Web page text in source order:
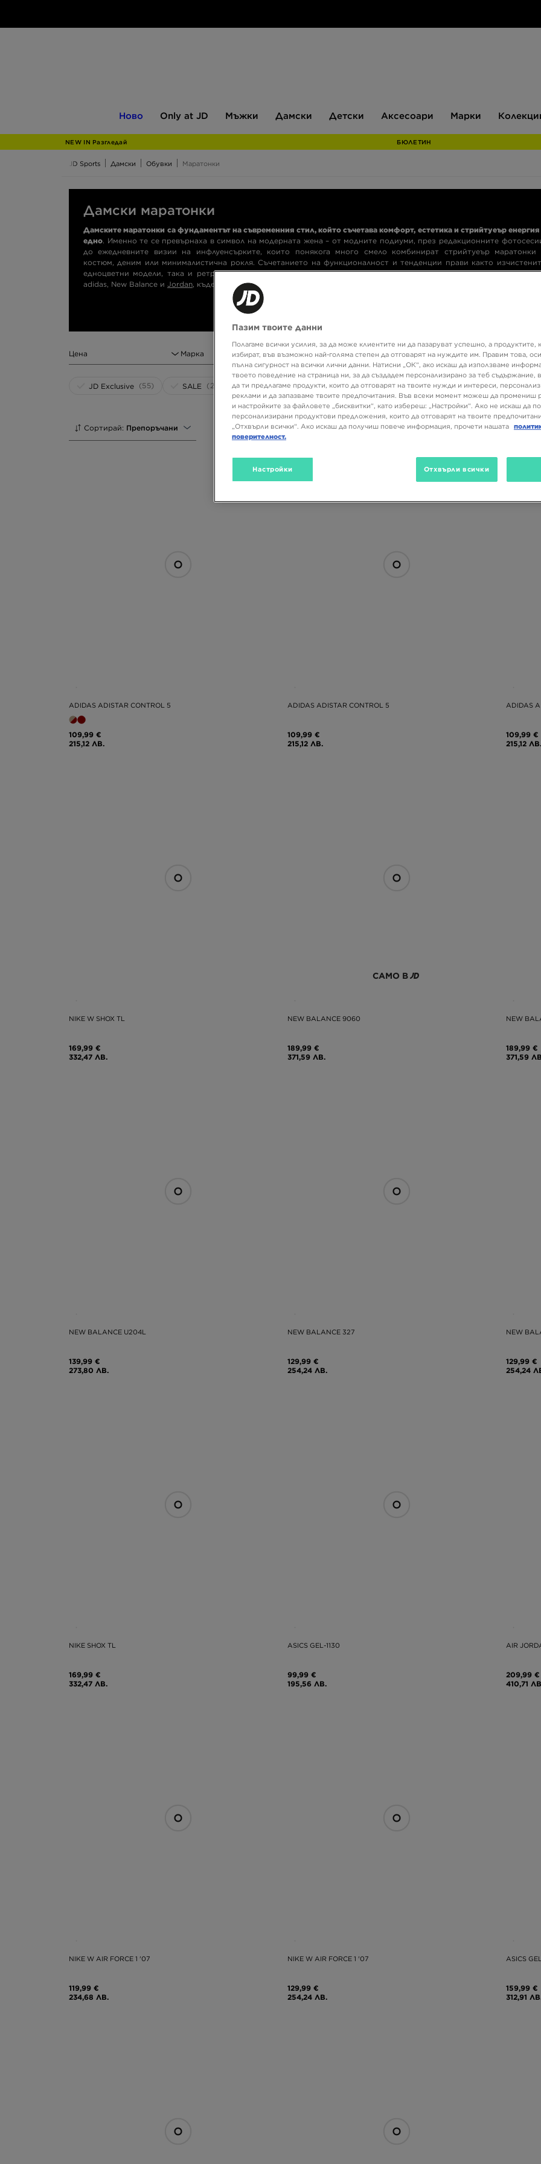
Ново
JD
Only at JD Мъжки Дамски Детски Аксесоари Марки
NEW IN Разгледай БЮЛЕТИН
JD Sports Дамски Обувки Маратонки
Дамски маратонки
Дамските маратонки са фундаментът на съвременния стил, който съчетава комфорт, естетика и стрийтуеър енергия
едно. Именно те се превърнаха в символ на модерната жена – от модните подиуми, през редакционните
до ежедневните визии на инфлуенсърките, които понякога много смело комбинират стрийтуеър маратонки
костюм, деним или минималистична рокля. Съчетанието на функционалност и тенденции прави както
едноцветни модели, така и ретро маратонките част от съвременния лайфстайл, изграден около марки като
adidas, New Balance и Jordan, където дизайнът, комфортът и изразителната форма са на първо място.
Цена Марка Размер Цвят Вид
JD Exclusive (55) SALE (252)
Сортирай: Препоръчани
ADIDAS ADISTAR CONTROL 5
109,99 €
215,12 ЛВ.
ADIDAS ADISTAR CONTROL 5
109,99 €
215,12 ЛВ.
ADIDAS
109,99 €
215,12 ЛВ.
NIKE W SHOX TL
169,99 €
332,47 ЛВ.
САМО В
NEW BALANCE 9060
189,99 €
371,59 ЛВ.
NEW
189,99 €
371,59
NEW BALANCE U204L
139,99 €
273,80 ЛВ.
NEW BALANCE 327
129,99 €
254,24 ЛВ.
NEW
129,99 €
254,24
NIKE SHOX TL
169,99 €
332,47 ЛВ.
ASICS GEL-1130
99,99 €
195,56 ЛВ.
AIR
209,99 €
410,71
NIKE W AIR FORCE 1 '07
119,99 €
234,68 ЛВ.
NIKE W AIR FORCE 1 '07
129,99 €
254,24 ЛВ.
ASICS
159,99 €
312,91
Пазим твоите данни
Полагаме всички усилия, за да може клиентите ни да пазаруват успешно, а продуктите,
избират, във възможно най-голяма степен да отговарят на нуждите им. Правим това,
пълна сигурност на всички лични данни. Натисни „ОК“, ако искаш да използваме
твоето поведение на страница ни, за да създадем персонализирано за теб съдържание,
да ти предлагаме продукти, които да отговарят на твоите нужди и интереси,
реклами и да запазваме твоите предпочитания. Във всеки момент можеш да промениш
и настройките за файловете „бисквитки“, като избереш: „Настройки“. Ако не искаш да
персонализирани продуктови предложения, които да отговарят на твоите
„Отхвърли всички“. Ако искаш да получиш повече информация, прочети нашата
поверителност.
Настройки Отхвърли всички